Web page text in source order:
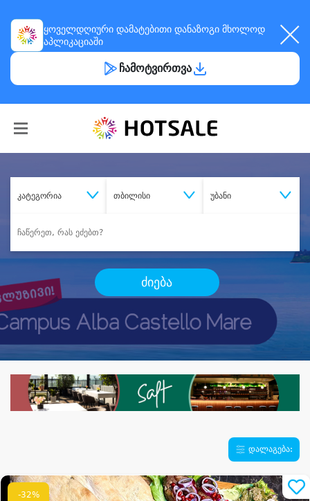
ყოველდღიური დამატებითი დანაზოგი მხოლოდ
აპლიკაციაში
ჩამოტვირთვა
კატეგორია თბილისი უბანი
ძიება
დალაგება:
-32%